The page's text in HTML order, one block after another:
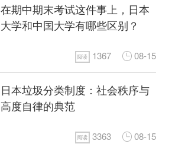
在期中期末考试这件事上，日本
大学和中国大学有哪些区别？
阅读 1367 08-15
日本垃圾分类制度：社会秩序与
高度自律的典范
阅读 3363 08-15